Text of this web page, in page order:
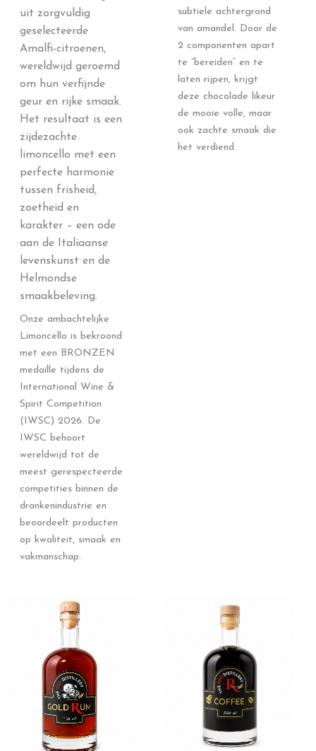
uit zorgvuldig
geselecteerde
Amalfi-citroenen,
wereldwijd geroemd
om hun verfijnde
geur en rijke smaak.
Het resultaat is een
zijdezachte
limoncello met een
perfecte harmonie
tussen frisheid,
zoetheid en
karakter – een ode
aan de Italiaanse
levenskunst en de
Helmondse
smaakbeleving.
Onze ambachtelijke
Limoncello is bekroond
met een BRONZEN
medaille tijdens de
International Wine &
Spirit Competition
(IWSC) 2026. De
IWSC behoort
wereldwijd tot de
meest gerespecteerde
competities binnen de
drankenindustrie en
beoordeelt producten
op kwaliteit, smaak en
vakmanschap.
subtiele achtergrond
van amandel. Door de
2 componenten apart
te “bereiden” en te
laten rijpen, krijgt
deze chocolade likeur
de mooie volle, maar
ook zachte smaak die
het verdiend.